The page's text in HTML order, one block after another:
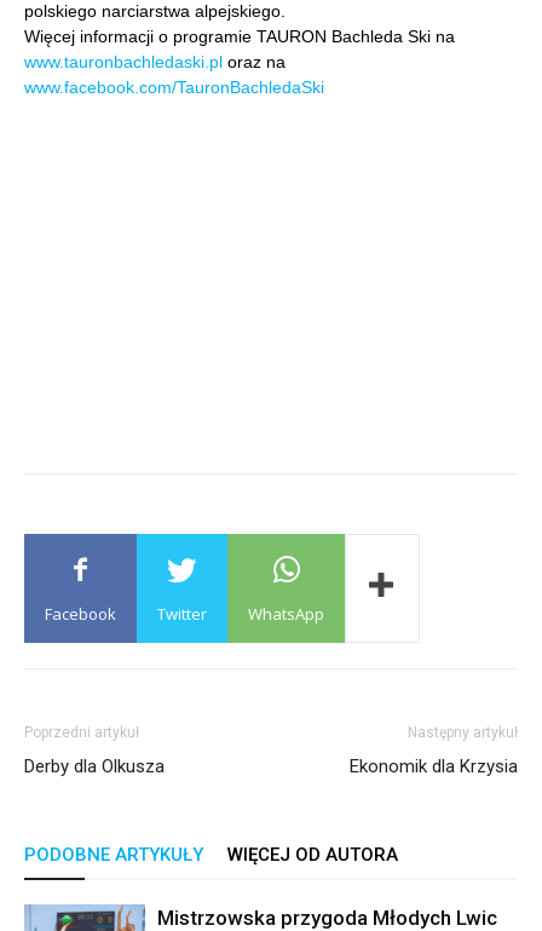
polskiego narciarstwa alpejskiego.
Więcej informacji o programie TAURON Bachleda Ski na
www.tauronbachledaski.pl oraz na
www.facebook.com/TauronBachledaSki
Facebook Twitter WhatsApp
Poprzedni artykuł
Derby dla Olkusza
Następny artykuł
Ekonomik dla Krzysia
PODOBNE ARTYKUŁY WIĘCEJ OD AUTORA
Mistrzowska przygoda Młodych Lwic